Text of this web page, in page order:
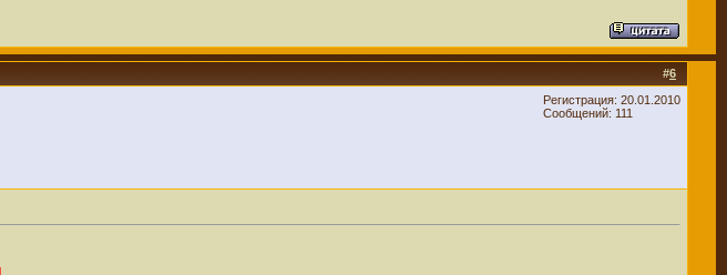
#6
Регистрация: 20.01.2010
Сообщений: 111